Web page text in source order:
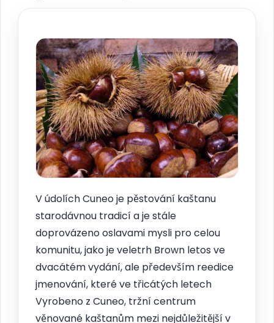
V údolích Cuneo je pěstování kaštanu
starodávnou tradicí a je stále
doprovázeno oslavami mysli pro celou
komunitu, jako je veletrh Brown letos ve
dvacátém vydání, ale především reedice
jmenování, které ve třicátých letech
Vyrobeno z Cuneo, tržní centrum
věnované kaštanům mezi nejdůležitější v